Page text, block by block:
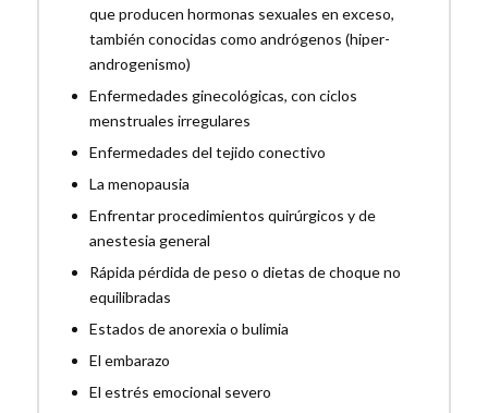
que producen hormonas sexuales en exceso,
también conocidas como andrógenos (hiper-
androgenismo)
Enfermedades ginecológicas, con ciclos
menstruales irregulares
Enfermedades del tejido conectivo
La menopausia
Enfrentar procedimientos quirúrgicos y de
anestesia general
Rápida pérdida de peso o dietas de choque no
equilibradas
Estados de anorexia o bulimia
El embarazo
El estrés emocional severo